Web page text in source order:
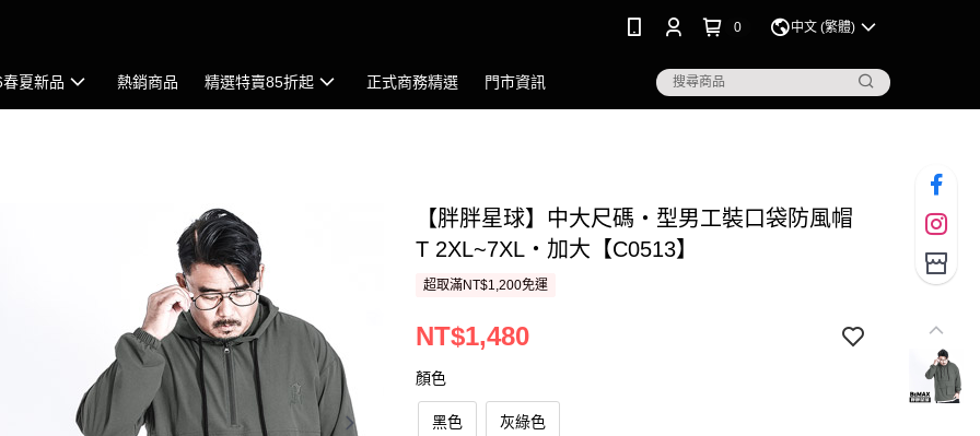
0 中文 (繁體)
夏新品 熱銷商品 精選特賣85折起 正式商務精選 門市資訊
【胖胖星球】中大尺碼‧型男工裝口袋防風帽
T 2XL~7XL‧加大【C0513】
超取滿NT$1,200免運
NT$1,480
顏色
黑色 灰綠色